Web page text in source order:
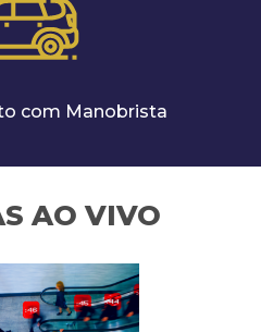
com Manobrista
AO VIVO